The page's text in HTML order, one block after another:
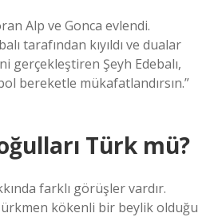
Alp ve Gonca evlendi.
tarafından kıyıldı ve dualar
gerçekleştiren Şeyh Edebalı,
bereketle mükafatlandırsın.”
Türk mü?
farklı görüşler vardır.
kökenli bir beylik olduğu